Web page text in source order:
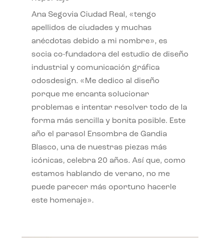
Ana Segovia Ciudad Real, «tengo
apellidos de ciudades y muchas
anécdotas debido a mi nombre», es
socia co-fundadora del estudio de diseño
industrial y comunicación gráfica
odosdesign. «Me dedico al diseño
porque me encanta solucionar
problemas e intentar resolver todo de la
forma más sencilla y bonita posible. Este
año el parasol Ensombra de Gandia
Blasco, una de nuestras piezas más
icónicas, celebra 20 años. Así que, como
estamos hablando de verano, no me
puede parecer más oportuno hacerle
este homenaje».